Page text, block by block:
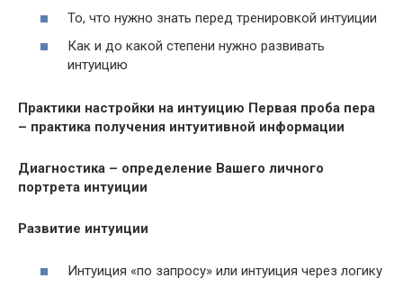
То, что нужно знать перед тренировкой интуиции
Как и до какой степени нужно развивать
интуицию
Практики настройки на интуицию Первая проба пера
– практика получения интуитивной информации
Диагностика – определение Вашего личного
портрета интуиции
Развитие интуиции
Интуиция «по запросу» или интуиция через логику